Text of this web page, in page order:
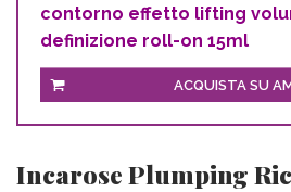
contorno effetto lifting
definizione roll-on 15ml
ACQUISTA SU
Incarose Plumping